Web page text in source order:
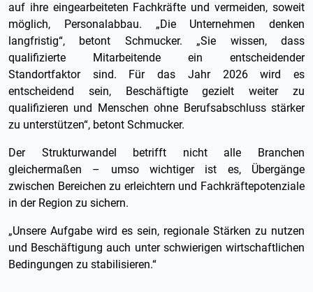
auf ihre eingearbeiteten Fachkräfte und vermeiden, soweit
möglich, Personalabbau. „Die Unternehmen denken
langfristig“, betont Schmucker. „Sie wissen, dass
qualifizierte Mitarbeitende ein entscheidender
Standortfaktor sind. Für das Jahr 2026 wird es
entscheidend sein, Beschäftigte gezielt weiter zu
qualifizieren und Menschen ohne Berufsabschluss stärker
zu unterstützen“, betont Schmucker.
Der Strukturwandel betrifft nicht alle Branchen
gleichermaßen – umso wichtiger ist es, Übergänge
zwischen Bereichen zu erleichtern und Fachkräftepotenziale
in der Region zu sichern.
„Unsere Aufgabe wird es sein, regionale Stärken zu nutzen
und Beschäftigung auch unter schwierigen wirtschaftlichen
Bedingungen zu stabilisieren.“